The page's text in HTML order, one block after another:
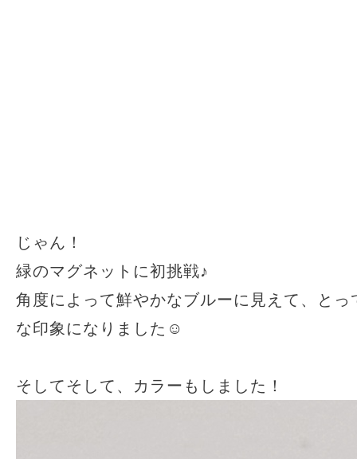
じゃん！
緑のマグネットに初挑戦♪
角度によって鮮やかなブルーに見えて、とっ
な印象になりました☺︎
そしてそして、カラーもしました！